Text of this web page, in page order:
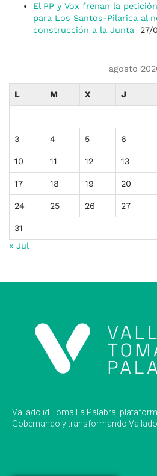
El PP y Vox frenan la
para Los Santos-Pilarica al
construcción a la Junta
27/
agosto
L M X J
3 4 5 6
10 11 12 13
17 18 19 20
24 25 26 27
31
« Jul
Valladolid Toma La Palabra,
Gobernando y transformando